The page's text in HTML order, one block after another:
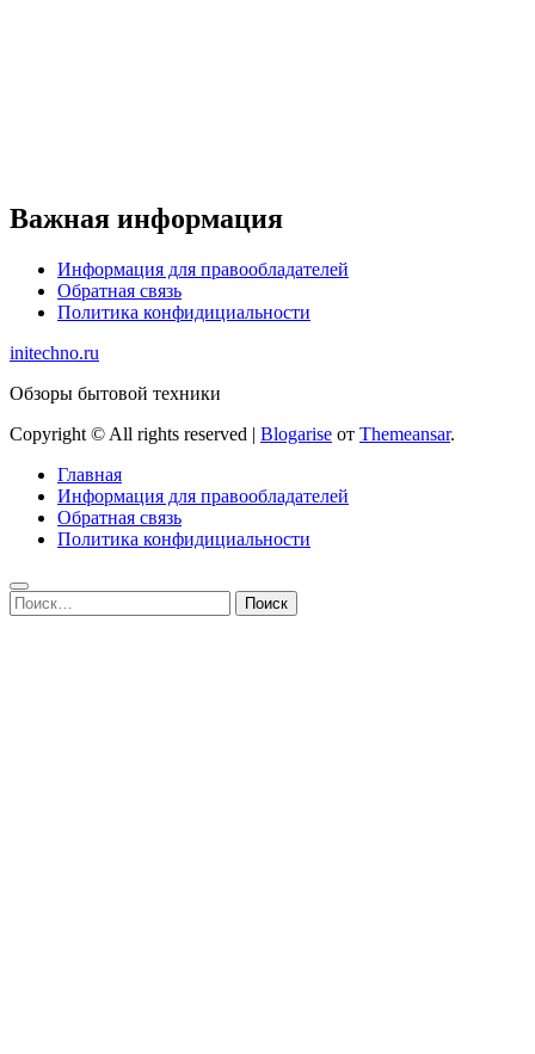
Важная информация
Информация для правообладателей
Обратная связь
Политика конфидициальности
initechno.ru
Обзоры бытовой техники
Copyright © All rights reserved | Blogarise от Themeansar.
Главная
Информация для правообладателей
Обратная связь
Политика конфидициальности
Найти: